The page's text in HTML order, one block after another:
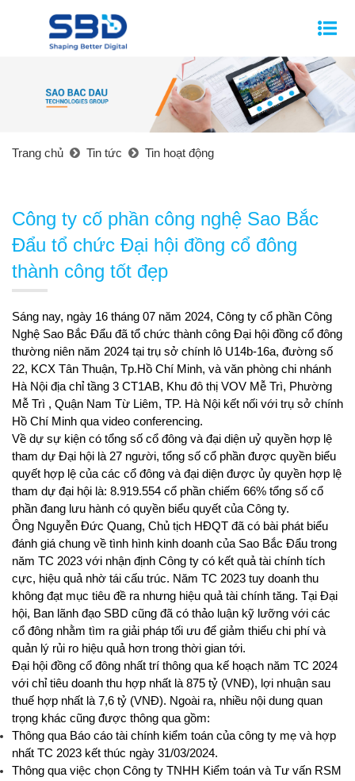
Trang chủ Tin tức Tin hoạt động
Công ty cố phần công nghệ Sao Bắc
Đẩu tổ chức Đại hội đồng cổ đông
thành công tốt đẹp
Sáng nay, ngày 16 tháng 07 năm 2024, Công ty cổ phần Công
Nghệ Sao Bắc Đẩu đã tổ chức thành công Đại hội đồng cổ đông
thường niên năm 2024 tại trụ sở chính lô U14b-16a, đường số
22, KCX Tân Thuận, Tp.Hồ Chí Minh, và văn phòng chi nhánh
Hà Nội địa chỉ tầng 3 CT1AB, Khu đô thị VOV Mễ Trì, Phường
Mễ Trì , Quận Nam Từ Liêm, TP. Hà Nội kết nối với trụ sở chính
Hồ Chí Minh qua video conferencing.
Về dự sự kiện có tổng số cổ đông và đại diện uỷ quyền hợp lệ
tham dự Đại hội là 27 người, tổng số cổ phần được quyền biểu
quyết hợp lệ của các cổ đông và đại diện được ủy quyền hợp lệ
tham dự đại hội là: 8.919.554 cổ phần chiếm 66% tổng số cổ
phần đang lưu hành có quyền biểu quyết của Công ty.
Ông Nguyễn Đức Quang, Chủ tịch HĐQT đã có bài phát biểu
đánh giá chung về tình hình kinh doanh của Sao Bắc Đẩu trong
năm TC 2023 với nhận định Công ty có kết quả tài chính tích
cực, hiệu quả nhờ tái cấu trúc. Năm TC 2023 tuy doanh thu
không đạt mục tiêu đề ra nhưng hiệu quả tài chính tăng. Tại Đại
hội, Ban lãnh đạo SBD cũng đã có thảo luận kỹ lưỡng với các
cổ đông nhằm tìm ra giải pháp tối ưu để giảm thiểu chi phí và
quản lý rủi ro hiệu quả hơn trong thời gian tới.
Đại hội đồng cổ đông nhất trí thông qua kế hoạch năm TC 2024
với chỉ tiêu doanh thu hợp nhất là 875 tỷ (VNĐ), lợi nhuận sau
thuế hợp nhất là 7,6 tỷ (VNĐ). Ngoài ra, nhiều nội dung quan
trọng khác cũng được thông qua gồm:
Thông qua Báo cáo tài chính kiểm toán của công ty mẹ và hợp
nhất TC 2023 kết thúc ngày 31/03/2024.
Thông qua việc chọn Công ty TNHH Kiểm toán và Tư vấn RSM